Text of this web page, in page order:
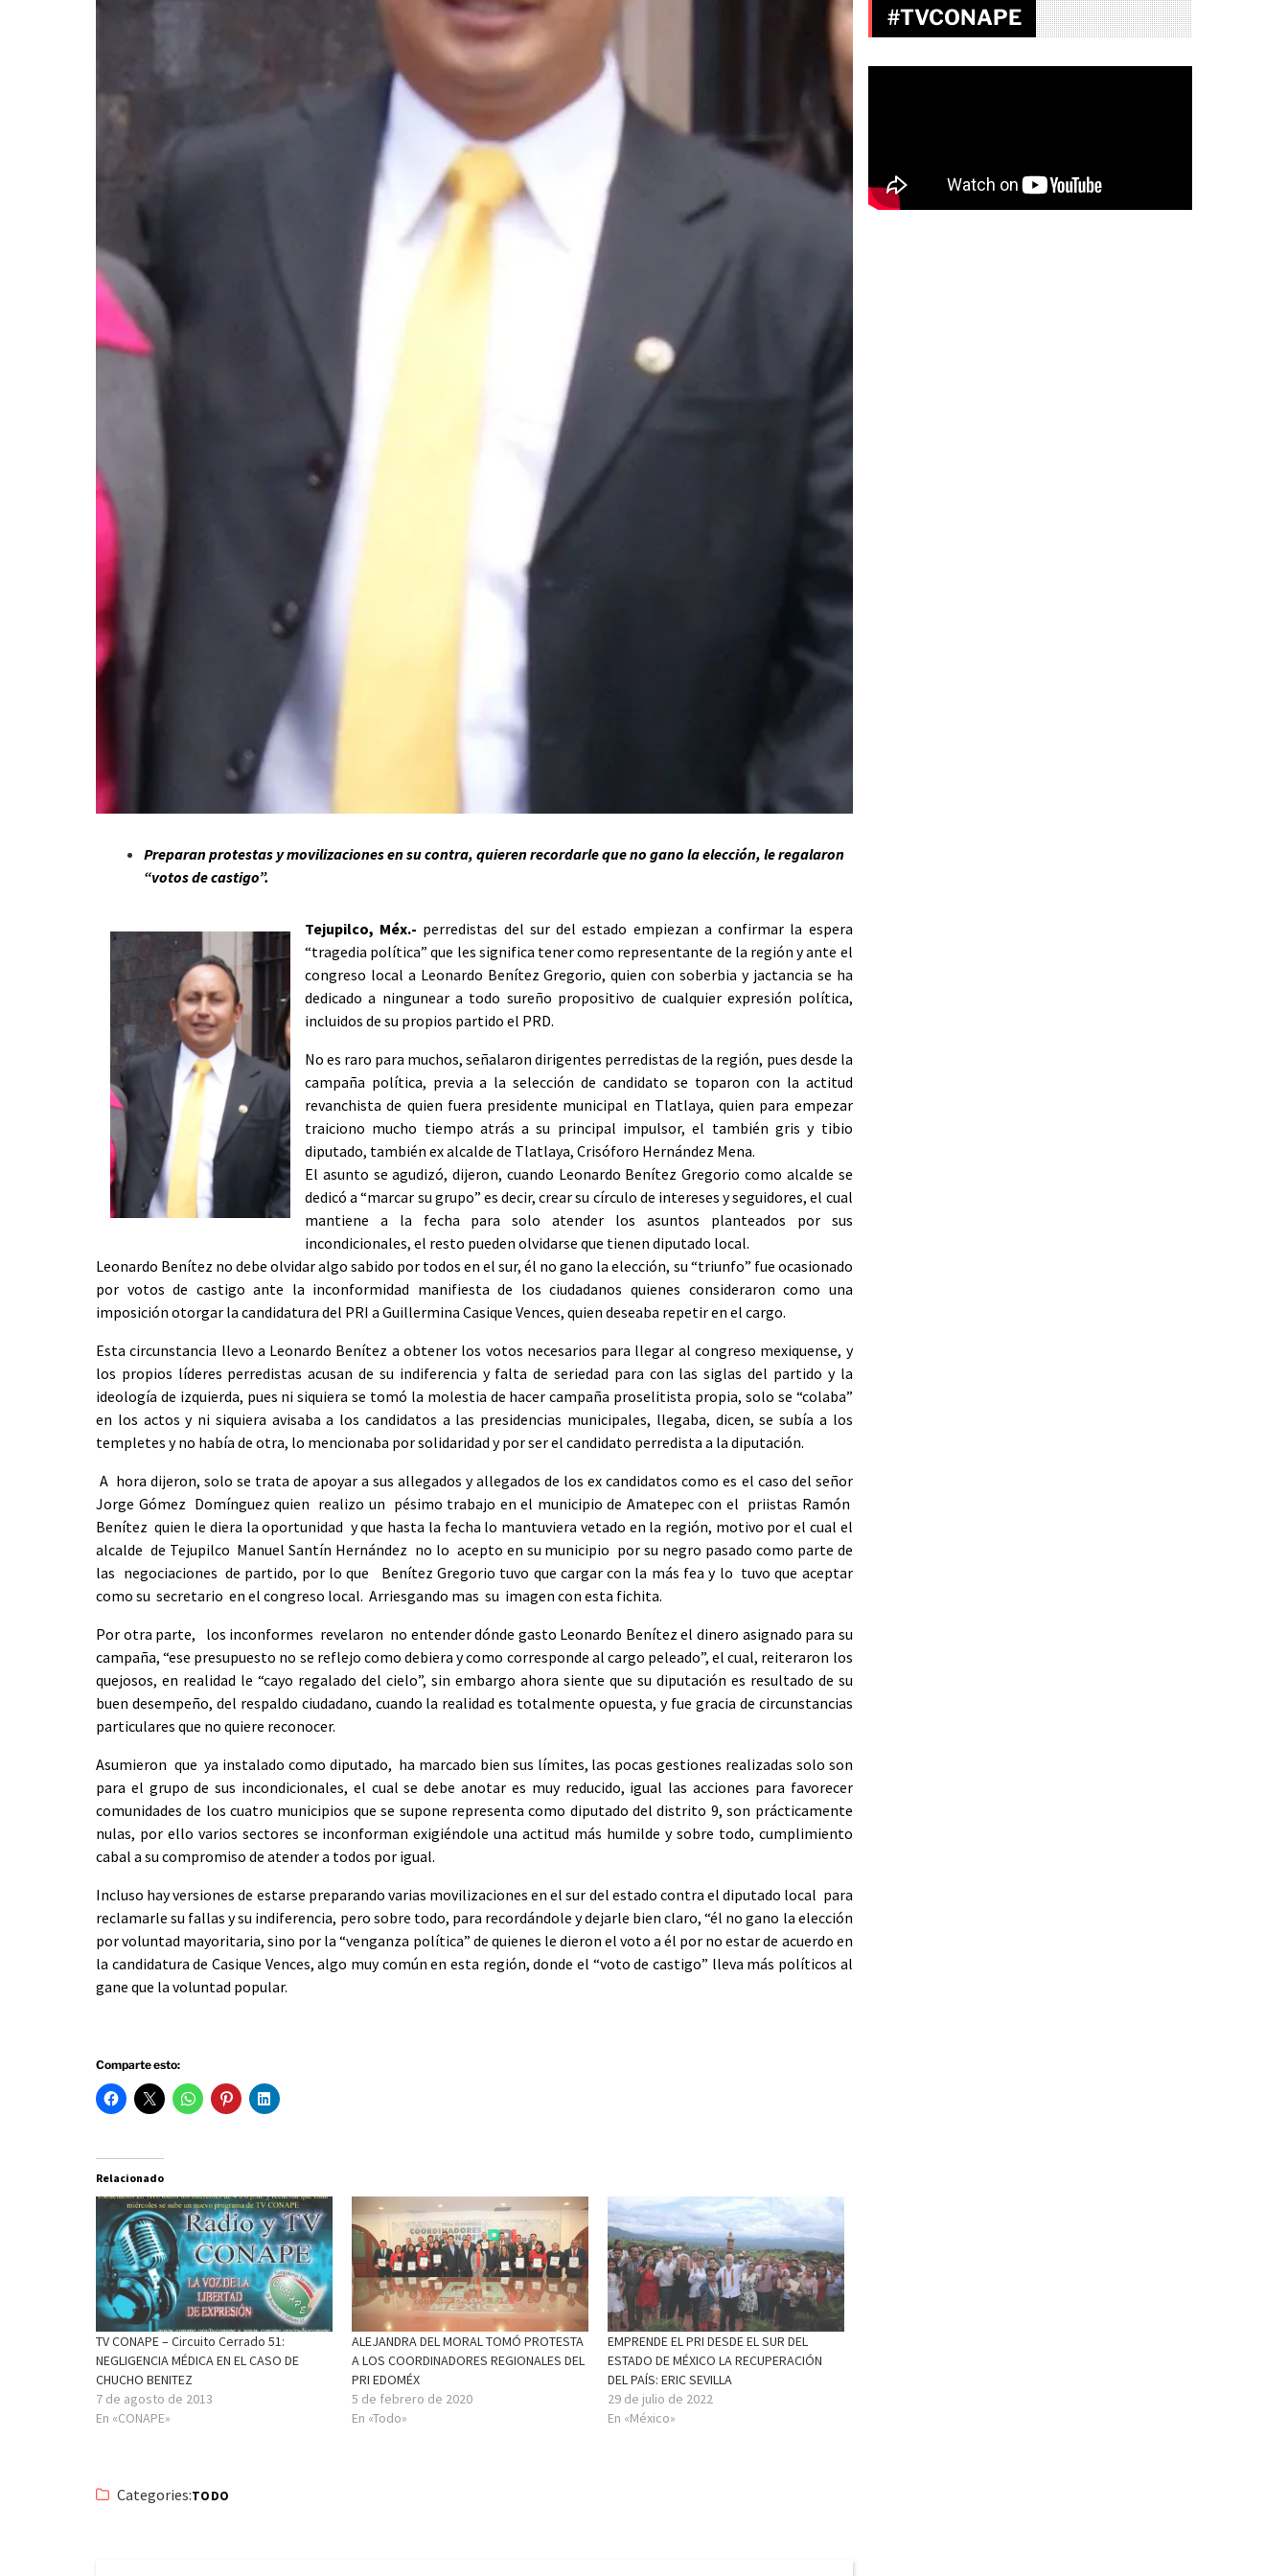
Preparan protestas y movilizaciones en su contra, quieren recordarle que no gano la elección, le regalaron
“votos de castigo”.
Tejupilco, Méx.- perredistas del sur del estado empiezan a confirmar la espera
“tragedia política” que les significa tener como representante de la región y ante el
congreso local a Leonardo Benítez Gregorio, quien con soberbia y jactancia se ha
dedicado a ningunear a todo sureño propositivo de cualquier expresión política,
incluidos de su propios partido el PRD.
No es raro para muchos, señalaron dirigentes perredistas de la región, pues desde la
campaña política, previa a la selección de candidato se toparon con la actitud
revanchista de quien fuera presidente municipal en Tlatlaya, quien para empezar
traiciono mucho tiempo atrás a su principal impulsor, el también gris y tibio
diputado, también ex alcalde de Tlatlaya, Crisóforo Hernández Mena.
El asunto se agudizó, dijeron, cuando Leonardo Benítez Gregorio como alcalde se
dedicó a “marcar su grupo” es decir, crear su círculo de intereses y seguidores, el cual
mantiene a la fecha para solo atender los asuntos planteados por sus
incondicionales, el resto pueden olvidarse que tienen diputado local.
Leonardo Benítez no debe olvidar algo sabido por todos en el sur, él no gano la elección, su “triunfo” fue ocasionado
por votos de castigo ante la inconformidad manifiesta de los ciudadanos quienes consideraron como una
imposición otorgar la candidatura del PRI a Guillermina Casique Vences, quien deseaba repetir en el cargo.
Esta circunstancia llevo a Leonardo Benítez a obtener los votos necesarios para llegar al congreso mexiquense, y
los propios líderes perredistas acusan de su indiferencia y falta de seriedad para con las siglas del partido y la
ideología de izquierda, pues ni siquiera se tomó la molestia de hacer campaña proselitista propia, solo se “colaba”
en los actos y ni siquiera avisaba a los candidatos a las presidencias municipales, llegaba, dicen, se subía a los
templetes y no había de otra, lo mencionaba por solidaridad y por ser el candidato perredista a la diputación.
A hora dijeron, solo se trata de apoyar a sus allegados y allegados de los ex candidatos como es el caso del señor
Jorge Gómez Domínguez quien realizo un pésimo trabajo en el municipio de Amatepec con el priistas Ramón
Benítez quien le diera la oportunidad y que hasta la fecha lo mantuviera vetado en la región, motivo por el cual el
alcalde de Tejupilco Manuel Santín Hernández no lo acepto en su municipio por su negro pasado como parte de
las negociaciones de partido, por lo que Benítez Gregorio tuvo que cargar con la más fea y lo tuvo que aceptar
como su secretario en el congreso local. Arriesgando mas su imagen con esta fichita.
Por otra parte, los inconformes revelaron no entender dónde gasto Leonardo Benítez el dinero asignado para su
campaña, “ese presupuesto no se reflejo como debiera y como corresponde al cargo peleado”, el cual, reiteraron los
quejosos, en realidad le “cayo regalado del cielo”, sin embargo ahora siente que su diputación es resultado de su
buen desempeño, del respaldo ciudadano, cuando la realidad es totalmente opuesta, y fue gracia de circunstancias
particulares que no quiere reconocer.
Asumieron que ya instalado como diputado, ha marcado bien sus límites, las pocas gestiones realizadas solo son
para el grupo de sus incondicionales, el cual se debe anotar es muy reducido, igual las acciones para favorecer
comunidades de los cuatro municipios que se supone representa como diputado del distrito 9, son prácticamente
nulas, por ello varios sectores se inconforman exigiéndole una actitud más humilde y sobre todo, cumplimiento
cabal a su compromiso de atender a todos por igual.
Incluso hay versiones de estarse preparando varias movilizaciones en el sur del estado contra el diputado local para
reclamarle su fallas y su indiferencia, pero sobre todo, para recordándole y dejarle bien claro, “él no gano la elección
por voluntad mayoritaria, sino por la “venganza política” de quienes le dieron el voto a él por no estar de acuerdo en
la candidatura de Casique Vences, algo muy común en esta región, donde el “voto de castigo” lleva más políticos al
gane que la voluntad popular.
Comparte esto:
Relacionado
TV CONAPE – Circuito Cerrado 51:
NEGLIGENCIA MÉDICA EN EL CASO DE
CHUCHO BENITEZ
7 de agosto de 2013
En «CONAPE»
ALEJANDRA DEL MORAL TOMÓ PROTESTA
A LOS COORDINADORES REGIONALES DEL
PRI EDOMÉX
5 de febrero de 2020
En «Todo»
EMPRENDE EL PRI DESDE EL SUR DEL
ESTADO DE MÉXICO LA RECUPERACIÓN
DEL PAÍS: ERIC SEVILLA
29 de julio de 2022
En «México»
Categories:TODO
#TVCONAPE